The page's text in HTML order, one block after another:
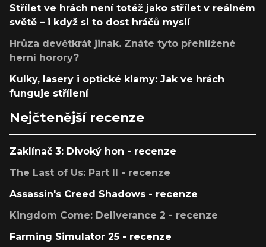
Střílet ve hrách není totéž jako střílet v reálném
světě – i když si to dost hráčů myslí
Hrůza devětkrát jinak. Znáte tyto přehlížené
herní horory?
Kulky, lasery i optické klamy: Jak ve hrách
funguje střílení
Nejčtenější recenze
Zaklínač 3: Divoký hon - recenze
The Last of Us: Part II - recenze
Assassin's Creed Shadows - recenze
Kingdom Come: Deliverance 2 - recenze
Farming Simulator 25 - recenze